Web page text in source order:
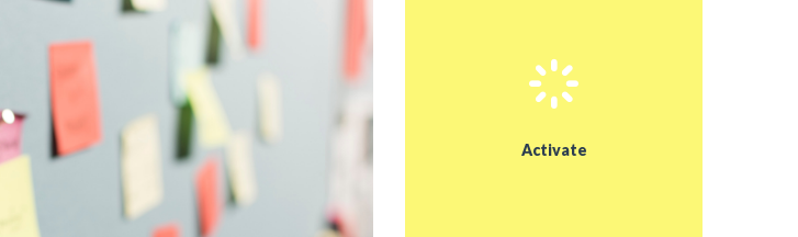
kopā ar pētnieciskā darba vadītāju)
Salīdzināt plānoto ar iespējām tās realizēt
Raiņa parkā (skolēns kopā ar darba vadītāju)
Activate